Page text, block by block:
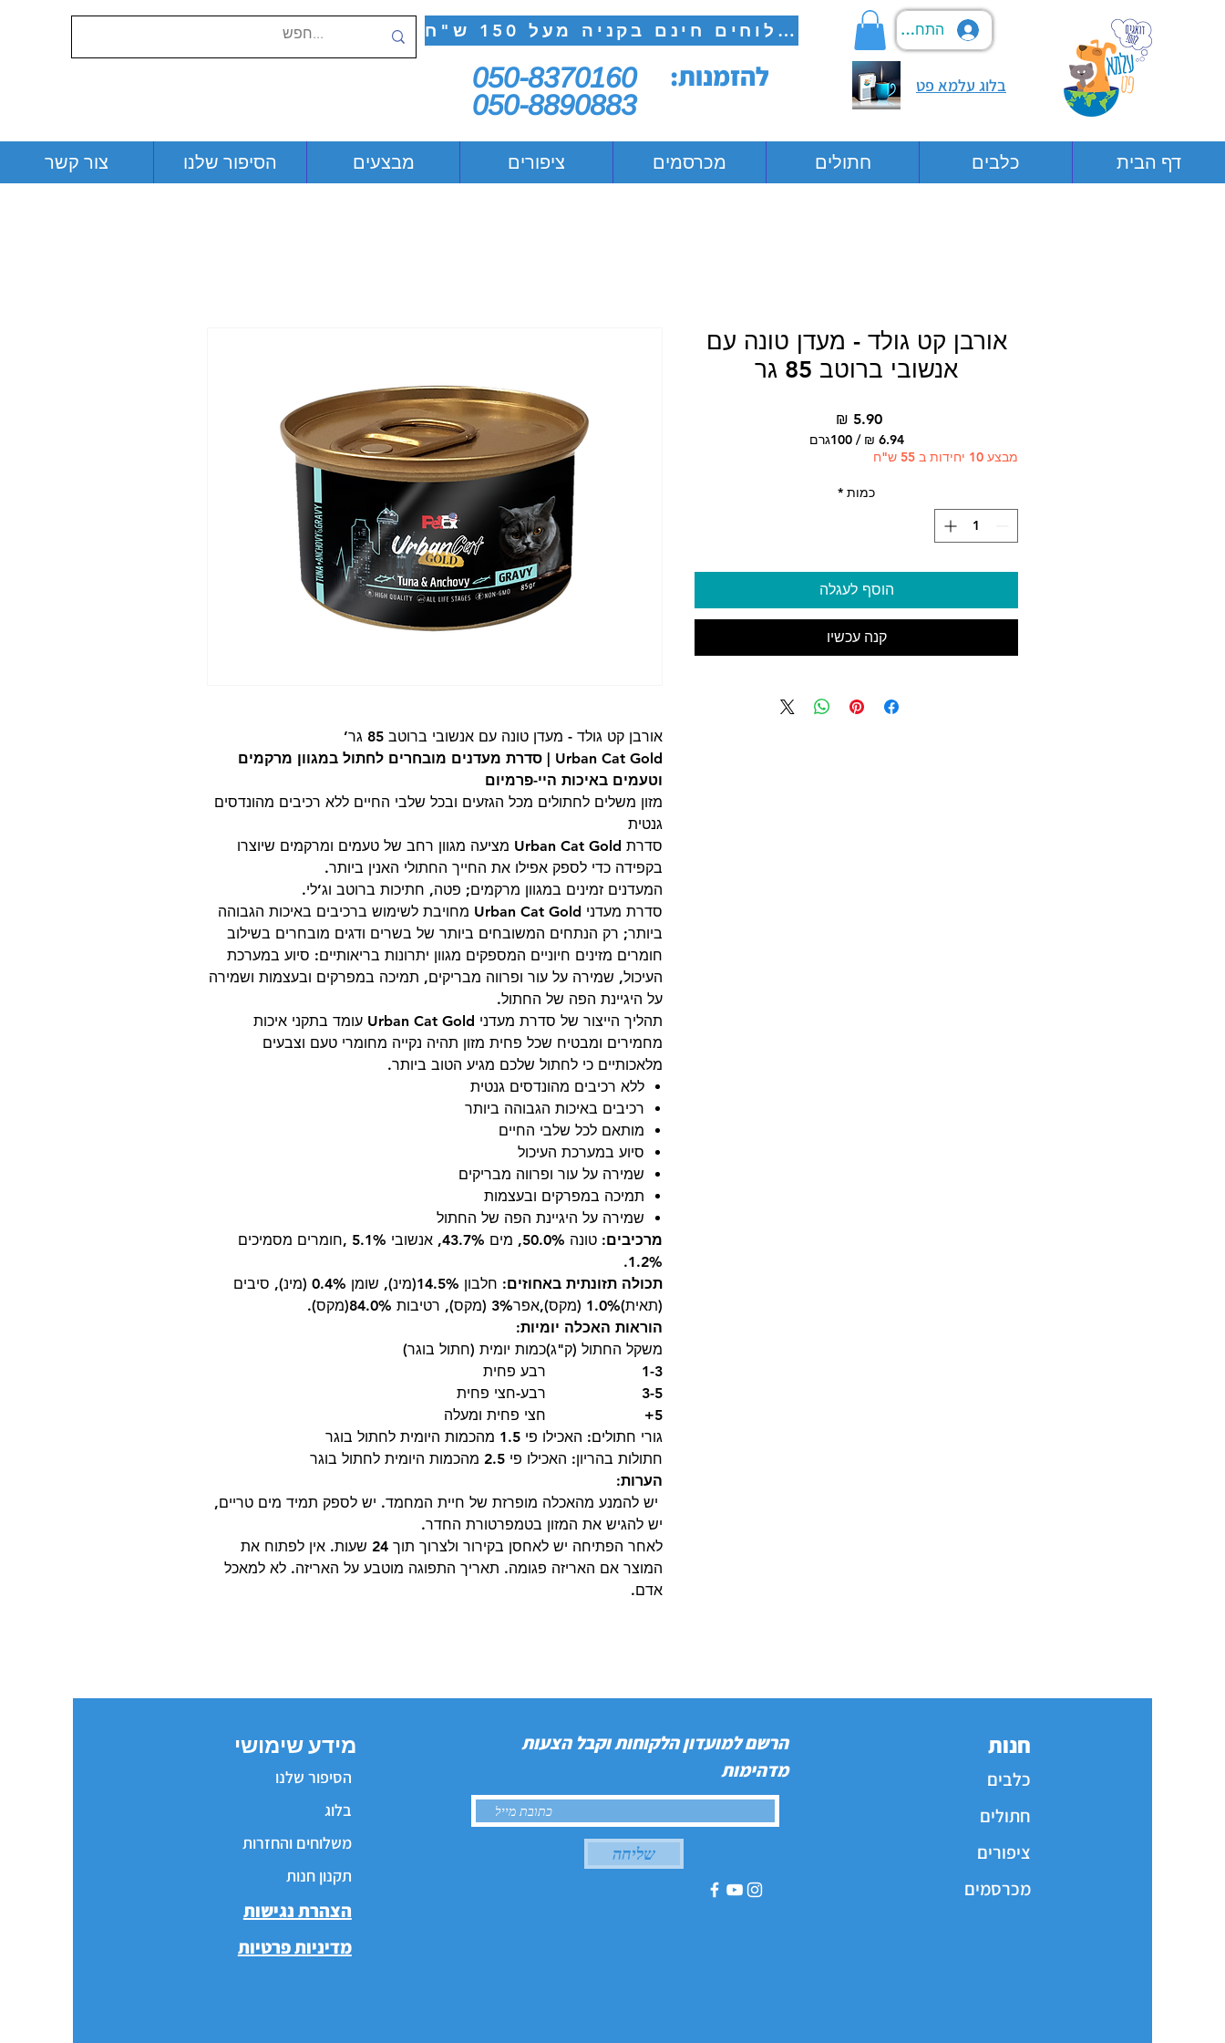
משלוחים חינם בקניה מעל 150 ש"ח
050-8370160
050-8890883
להזמנות:
התחבר
בלוג עלמא פט
צור קשר הסיפור שלנו מבצעים ציפורים מכרסמים חתולים כלבים דף הבית
אורבן קט גולד - מעדן טונה עם אנשובי ברוטב 85 גר’
Urban Cat Gold | סדרת מעדנים מובחרים לחתול במגוון מרקמים
וטעמים באיכות היי-פרמיום
מזון משלים לחתולים מכל הגזעים ובכל שלבי החיים ללא רכיבים מהונדסים
גנטית
סדרת Urban Cat Gold מציעה מגוון רחב של טעמים ומרקמים שיוצרו
בקפידה כדי לספק אפילו את החייך החתולי האנין ביותר.
המעדנים זמינים במגוון מרקמים; פטה, חתיכות ברוטב וג’לי.
סדרת מעדני Urban Cat Gold מחויבת לשימוש ברכיבים באיכות הגבוהה
ביותר; רק הנתחים המשובחים ביותר של בשרים ודגים מובחרים בשילוב
חומרים מזינים חיוניים המספקים מגוון יתרונות בריאותיים: סיוע במערכת
העיכול, שמירה על עור ופרווה מבריקים, תמיכה במפרקים ובעצמות ושמירה
על היגיינת הפה של החתול.
תהליך הייצור של סדרת מעדני Urban Cat Gold עומד בתקני איכות
מחמירים ומבטיח שכל פחית מזון תהיה נקייה מחומרי טעם וצבעים
מלאכותיים כי לחתול שלכם מגיע הטוב ביותר.
ללא רכיבים מהונדסים גנטית
רכיבים באיכות הגבוהה ביותר
מותאם לכל שלבי החיים
סיוע במערכת העיכול
שמירה על עור ופרווה מבריקים
תמיכה במפרקים ובעצמות
שמירה על היגיינת הפה של החתול
מרכיבים:
טונה 50.0%, מים 43.7%, אנשובי 5.1% ,חומרים מסמיכים
1.2%.
תכולה תזונתית באחוזים
: חלבון 14.5%(מינ), שומן 0.4% (מינ), סיבים
(תאית)1.0% (מקס),אפר3% (מקס), רטיבות 84.0%(מקס).
הוראות האכלה יומיות:
משקל החתול (ק"ג)כמות יומית (חתול בוגר)
1-3
רבע פחית
3-5
רבע-חצי פחית
5+
חצי פחית ומעלה
גורי חתולים: האכילו פי 1.5 מהכמות היומית לחתול בוגר
חתולות בהריון: האכילו פי 2.5 מהכמות היומית לחתול בוגר
הערות:
יש להמנע מהאכלה מופרזת של חיית המחמד. יש לספק תמיד מים טריים,
יש להגיש את המזון בטמפרטורת החדר.
לאחר הפתיחה יש לאחסן בקירור ולצרוך תוך 24 שעות. אין לפתוח את
המוצר אם האריזה פגומה. תאריך התפוגה מוטבע על האריזה. לא למאכל
אדם.
אורבן קט גולד - מעדן טונה עם
אנשובי ברוטב 85 גר
‏5.90 ‏₪
‏6.94 ‏₪
/100גרם
100
מבצע 10 יחידות ב 55 ש"ח
כמות *
הוסף לעגלה
קנה עכשיו
מידע שימושי
הסיפור שלנו
בלוג
משלוחים והחזרות
תקנון חנות
הצהרת נגישות
מדיניות פרטיות
הרשם למועדון הלקוחות וקבל הצעות
מדהימות
שליחה
חנות
כלבים
חתולים
ציפורים
מכרסמים